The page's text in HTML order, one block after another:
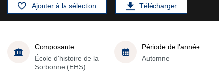
Ajouter à la sélection Télécharger
Composante
École d'histoire de la
Sorbonne (EHS)
Période de l'année
Automne